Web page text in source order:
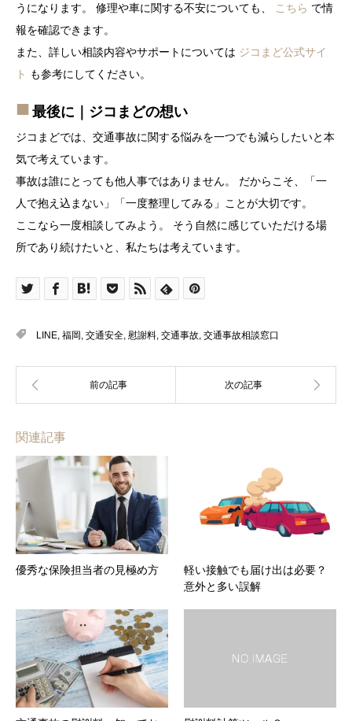
うになります。 修理や車に関する不安についても、
こちら で情
報を確認できます。
また、詳しい相談内容やサポートについては ジコまど公式サイ
ト も参考にしてください。
最後に｜ジコまどの想い
ジコまどでは、交通事故に関する悩みを一つでも減らしたいと本
気で考えています。
事故は誰にとっても他人事ではありません。 だからこそ、「一
人で抱え込まない」「一度整理してみる」ことが大切です。
ここなら一度相談してみよう。 そう自然に感じていただける場
所であり続けたいと、私たちは考えています。
LINE, 福岡 , 交通安全, 慰謝料, 交通事故, 交通事故相談窓口
関連記事
優秀な保険担当者の見極め方
軽い接触でも届け出は必要？
意外と多い誤解